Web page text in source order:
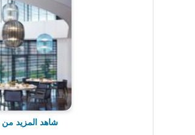
شاهد المزيد من